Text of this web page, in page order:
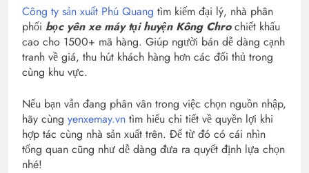
Công ty sản xuất Phú Quang tìm kiếm đại lý, nhà phân
phối bọc yên xe máy tại huyện Kông Chrochiết khấu
cao cho 1500+ mã hàng. Giúp người bán dễ dàng cạnh
tranh về giá, thu hút khách hàng hơn các đối thủ trong
cùng khu vực.
Nếu bạn vẫn đang phân vân trong việc chọn nguồn nhập,
hãy cùng yenxemay.vn tìm hiểu chi tiết về quyền lợi khi
hợp tác cùng nhà sản xuất trên. Để từ đó có cái nhìn
tổng quan cũng như dễ dàng đưa ra quyết định lựa chọn
nhé!